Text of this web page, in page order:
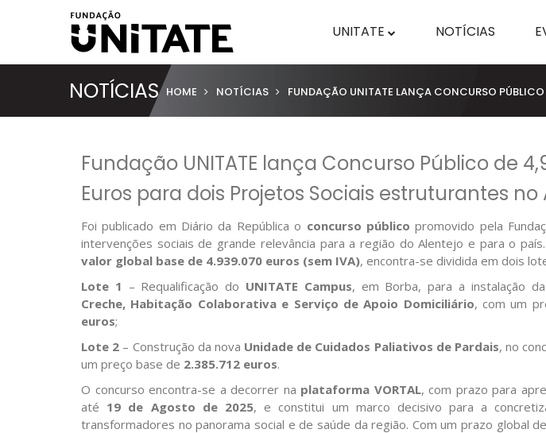
UNITATE NOTÍCIAS
NOTÍCIAS HOME NOTÍCIAS FUNDAÇÃO UNITATE LANÇA CONCURSO PÚBLICO
Fundação UNITATE lança Concurso Público de
Euros para dois Projetos Sociais estruturantes no
Foi publicado em Diário da República o concurso público promovido pela
intervenções sociais de grande relevância para a região do Alentejo e para o
valor global base de 4.939.070 euros (sem IVA), encontra-se dividida em dois
Lote 1 – Requalificação do UNITATE Campus, em Borba, para a instalação
Creche, Habitação Colaborativa e Serviço de Apoio Domiciliário, com um
euros;
Lote 2 – Construção da nova Unidade de Cuidados Paliativos de Pardais, no
um preço base de 2.385.712 euros.
O concurso encontra-se a decorrer na plataforma VORTAL, com prazo para
até 19 de Agosto de 2025, e constitui um marco decisivo para a
transformadores no panorama social e de saúde da região. Com um prazo global